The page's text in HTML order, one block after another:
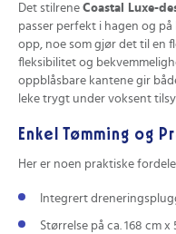
Det stilrene Coastal Luxe-
passer perfekt i hagen og
opp, noe som gjør det til en
fleksibilitet og
oppblåsbare kantene gir
leke trygt under voksent
Enkel Tømming og
Her er noen praktiske
Integrert
Størrelse på ca. 168 cm x